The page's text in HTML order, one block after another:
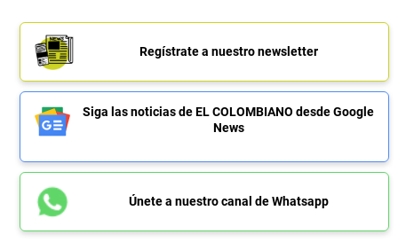
Regístrate a nuestro newsletter
Siga las noticias de EL COLOMBIANO desde Google
News
Únete a nuestro canal de Whatsapp